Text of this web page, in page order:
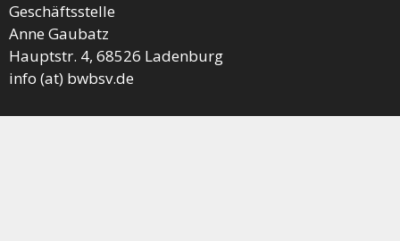
Geschäftsstelle
Anne Gaubatz
Hauptstr. 4, 68526 Ladenburg
info (at) bwbsv.de